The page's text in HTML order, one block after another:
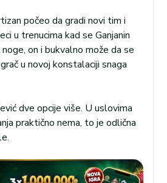
počeo da gradi novi tim i
u trenucima kad se Ganjanin
on i bukvalno može da se
u novoj konstalaciji snaga
dve opcije više. U uslovima
praktično nema, to je odlična